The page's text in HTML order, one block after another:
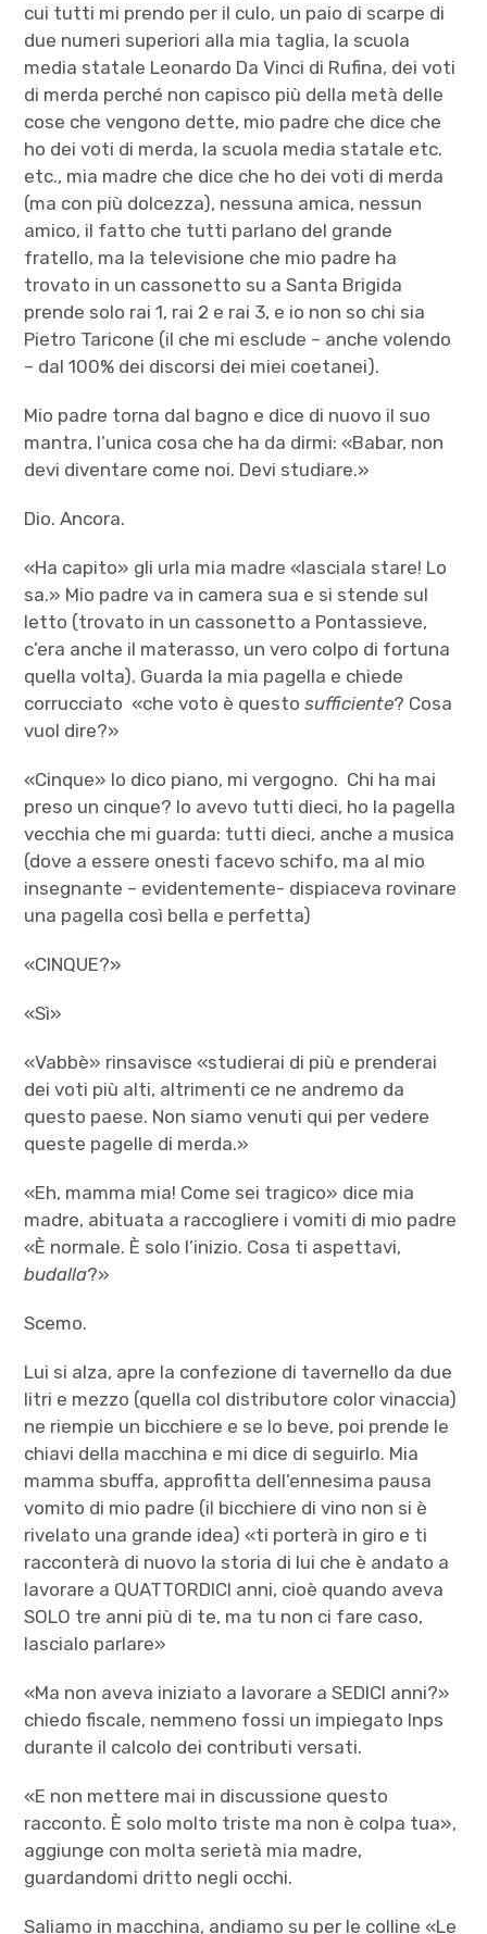
cui tutti mi prendo per il culo, un paio di scarpe di
due numeri superiori alla mia taglia, la scuola
media statale Leonardo Da Vinci di Rufina, dei voti
di merda perché non capisco più della metà delle
cose che vengono dette, mio padre che dice che
ho dei voti di merda, la scuola media statale etc.
etc., mia madre che dice che ho dei voti di merda
(ma con più dolcezza), nessuna amica, nessun
amico, il fatto che tutti parlano del grande
fratello, ma la televisione che mio padre ha
trovato in un cassonetto su a Santa Brigida
prende solo rai 1, rai 2 e rai 3, e io non so chi sia
Pietro Taricone (il che mi esclude – anche volendo
– dal 100% dei discorsi dei miei coetanei).
Mio padre torna dal bagno e dice di nuovo il suo
mantra, l’unica cosa che ha da dirmi: «Babar, non
devi diventare come noi. Devi studiare.»
Dio. Ancora.
«Ha capito» gli urla mia madre «lasciala stare! Lo
sa.» Mio padre va in camera sua e si stende sul
letto (trovato in un cassonetto a Pontassieve,
c’era anche il materasso, un vero colpo di fortuna
quella volta). Guarda la mia pagella e chiede
corrucciato «che voto è questo sufficiente? Cosa
vuol dire?»
«Cinque» lo dico piano, mi vergogno. Chi ha mai
preso un cinque? Io avevo tutti dieci, ho la pagella
vecchia che mi guarda: tutti dieci, anche a musica
(dove a essere onesti facevo schifo, ma al mio
insegnante – evidentemente- dispiaceva rovinare
una pagella così bella e perfetta)
«CINQUE?»
«Sì»
«Vabbè» rinsavisce «studierai di più e prenderai
dei voti più alti, altrimenti ce ne andremo da
questo paese. Non siamo venuti qui per vedere
queste pagelle di merda.»
«Eh, mamma mia! Come sei tragico» dice mia
madre, abituata a raccogliere i vomiti di mio padre
«È normale. È solo l’inizio. Cosa ti aspettavi,
budalla?»
Scemo.
Lui si alza, apre la confezione di tavernello da due
litri e mezzo (quella col distributore color vinaccia)
ne riempie un bicchiere e se lo beve, poi prende le
chiavi della macchina e mi dice di seguirlo. Mia
mamma sbuffa, approfitta dell’ennesima pausa
vomito di mio padre (il bicchiere di vino non si è
rivelato una grande idea) «ti porterà in giro e ti
racconterà di nuovo la storia di lui che è andato a
lavorare a QUATTORDICI anni, cioè quando aveva
SOLO tre anni più di te, ma tu non ci fare caso,
lascialo parlare»
«Ma non aveva iniziato a lavorare a SEDICI anni?»
chiedo fiscale, nemmeno fossi un impiegato Inps
durante il calcolo dei contributi versati.
«E non mettere mai in discussione questo
racconto. È solo molto triste ma non è colpa tua»,
aggiunge con molta serietà mia madre,
guardandomi dritto negli occhi.
Saliamo in macchina, andiamo su per le colline «Le